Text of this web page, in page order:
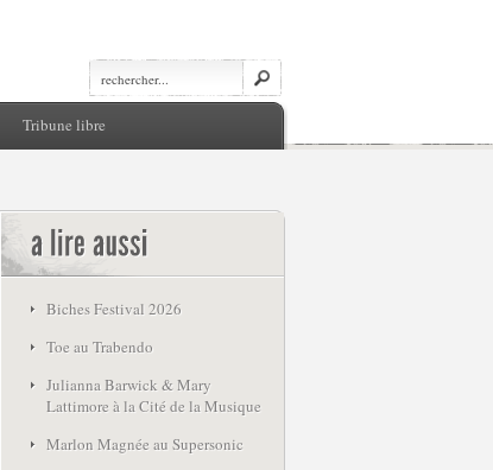
Tribune libre
Biches Festival 2026
Toe au Trabendo
Julianna Barwick & Mary
Lattimore à la Cité de la Musique
Marlon Magnée au Supersonic